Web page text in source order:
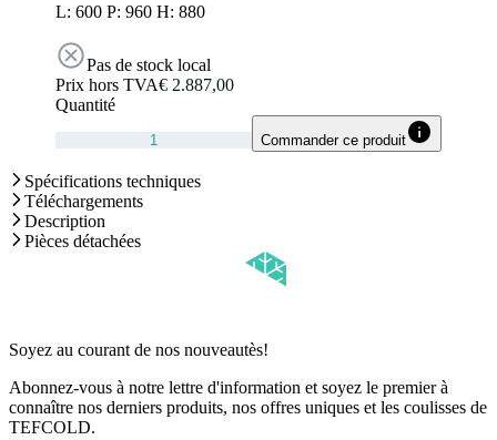
L: 600 P: 960 H: 880
Pas de stock local
Prix hors TVA€ 2.887,00
Quantité
Commander ce produit
Spécifications techniques
Téléchargements
Description
Pièces détachées
Soyez au courant de nos nouveautès!
Abonnez-vous à notre lettre d'information et soyez le premier à
connaître nos derniers produits, nos offres uniques et les coulisses de
TEFCOLD.